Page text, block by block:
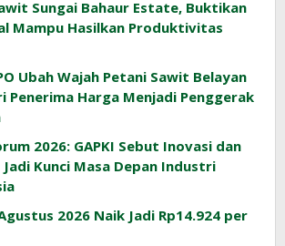
Sungai Bahaur Estate, Buktikan
Mampu Hasilkan Produktivitas
Ubah Wajah Petani Sawit Belayan
Penerima Harga Menjadi Penggerak
2026: GAPKI Sebut Inovasi dan
Kunci Masa Depan Industri
2026 Naik Jadi Rp14.924 per